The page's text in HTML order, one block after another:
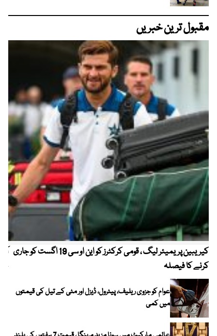
مقبول ترین خبریں
کیریبین پریمیئر لیگ ، قومی کرکٹرز کو این او سی 19 اگست کو جاری
کرنے کا فیصلہ
عوام کو جزوی ریلیف، پیٹرول، ڈیزل اور مٹی کے تیل کی قیمتوں
میں کمی